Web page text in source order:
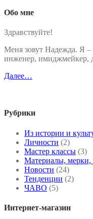
Обо мне
Здравствуйте!
Меня зовут Надежда. Я –
инженер, имиджмейкер,
Далее…
Рубрики
Из истории и
Личности (2)
Мастер классы (3)
Материалы, мерки,
Новости (24)
Тенденции (2)
ЧАВО (5)
Интернет-магазин